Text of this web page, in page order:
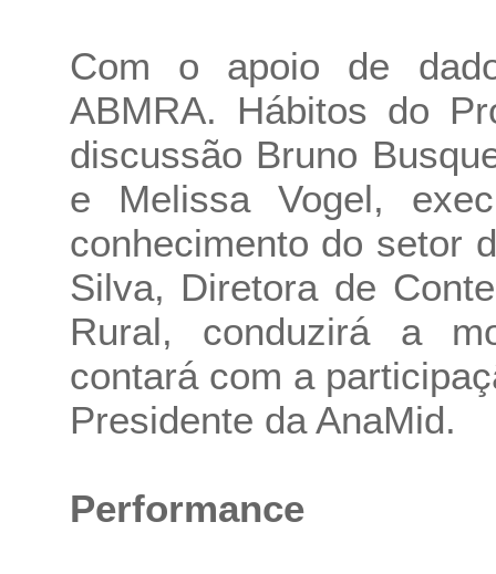
Com o apoio de
ABMRA. Hábitos do
discussão Bruno
e Melissa Vogel,
conhecimento do setor
Silva, Diretora de
Rural, conduzirá a
contará com a
Presidente da AnaMid.
Performance